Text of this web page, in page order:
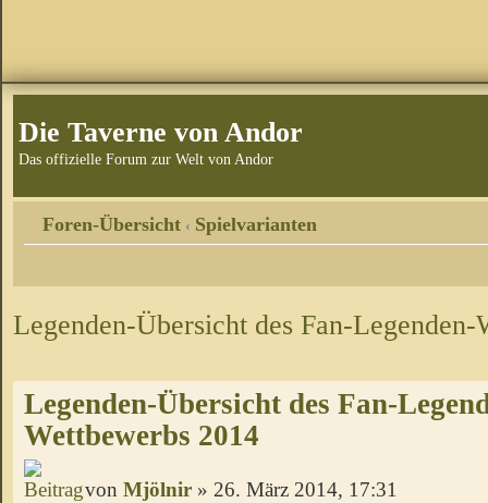
Die Taverne von Andor
Das offizielle Forum zur Welt von Andor
Foren-Übersicht ‹ Spielvarianten
Legenden-Übersicht des Fan-Legenden-
Legenden-Übersicht des Fan-
Wettbewerbs 2014
von Mjölnir » 26. März 2014, 17:31